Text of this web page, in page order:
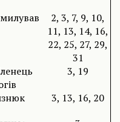
2, 3, 7, 9, 10,
11, 13, 14, 16,
22, 25, 27, 29,
31
3, 19
3, 13, 16, 20